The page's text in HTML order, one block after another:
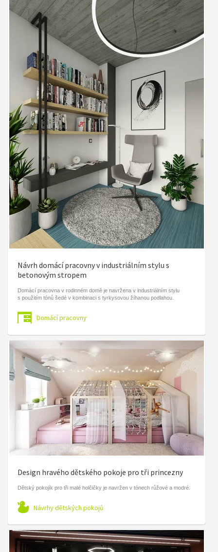
Návrh domácí pracovny v industriálním stylu s
betonovým stropem
Domácí pracovna v rodinném domě je navržena v industriálním stylu
s použitím tónů šedé v kombinaci s tyrkysovou žíhanou podlahou.
Domácí pracovny
Design hravého dětského pokoje pro tři princezny
Dětský pokojík pro tři malé holčičky je navržen v tónech růžové a modré.
Návrhy dětských pokojů